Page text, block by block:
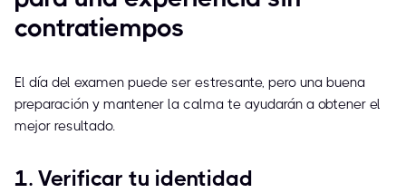
contratiempos
El día del examen puede ser estresante, pero una buena
preparación y mantener la calma te ayudarán a obtener el
mejor resultado.
1. Verificar tu identidad